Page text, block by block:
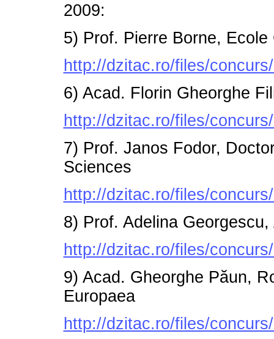
2009:
5) Prof. Pierre Borne,
http://dzitac.ro/files/
6) Acad. Florin Gheorghe
http://dzitac.ro/files/
7) Prof. Janos Fodor,
Sciences
http://dzitac.ro/files/
8) Prof. Adelina
http://dzitac.ro/files/
9) Acad. Gheorghe Păun,
Europaea
http://dzitac.ro/files/